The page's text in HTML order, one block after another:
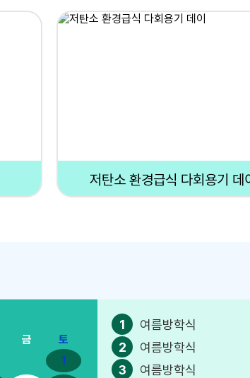
저탄소 환경급식 다회용기 데
금
토
1
1
여름방학식
2
여름방학식
3
여름방학식